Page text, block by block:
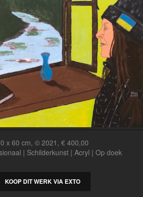
x 60 cm, © 2021, € 400,00
| Schilderkunst | Acryl | Op doek
KOOP DIT WERK VIA EXTO